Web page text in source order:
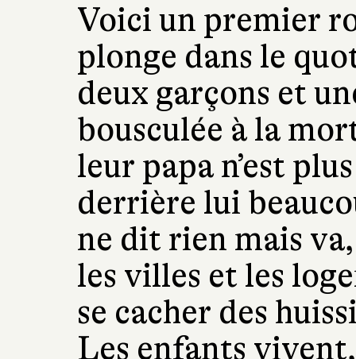
Voici un premier
plonge dans le
deux garçons et
bousculée à la
leur papa n’est
derrière lui
ne dit rien mais
les villes et les
se cacher des
Les enfants